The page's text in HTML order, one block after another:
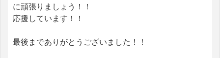
に頑張りましょう！！
応援しています！！
最後までありがとうございました！！